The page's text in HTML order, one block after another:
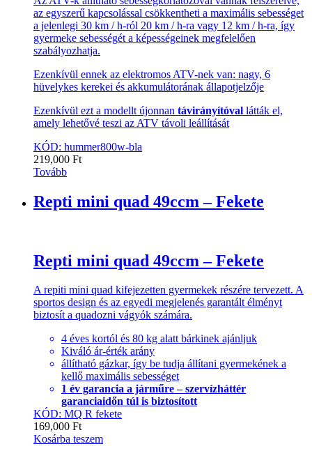
az egyszerű kapcsolással csökkentheti a maximális sebességet
a jelenlegi 30 km / h-ról 20 km / h-ra vagy 12 km / h-ra, így
gyermeke sebességét a képességeinek megfelelően
szabályozhatja.
Ezenkívül ennek az elektromos ATV-nek van: nagy, 6
hüvelykes kerekei és akkumulátorának állapotjelzője
Ezenkívül ezt a modellt újonnan távirányítóval látták el,
amely lehetővé teszi az ATV távoli leállítását
KÓD: hummer800w-bla
219,000 Ft
Tovább
Repti mini quad 49ccm – Fekete
Repti mini quad 49ccm – Fekete
A repiti mini quad kifejezetten gyermekek részére tervezett. A
sportos design és az egyedi megjelenés garantált élményt
biztosít a quadozni vágyók számára.
4 éves kortól és 80 kg alatt bárkinek ajánljuk
Kiváló ár-érték arány
állítható gázkar, így be tudja állítani gyermekének a
kellő maximális sebességet
1 év garancia a járműre – szervízháttér
garanciaidőn túl is biztosított
KÓD: MQ R fekete
169,000 Ft
Kosárba teszem